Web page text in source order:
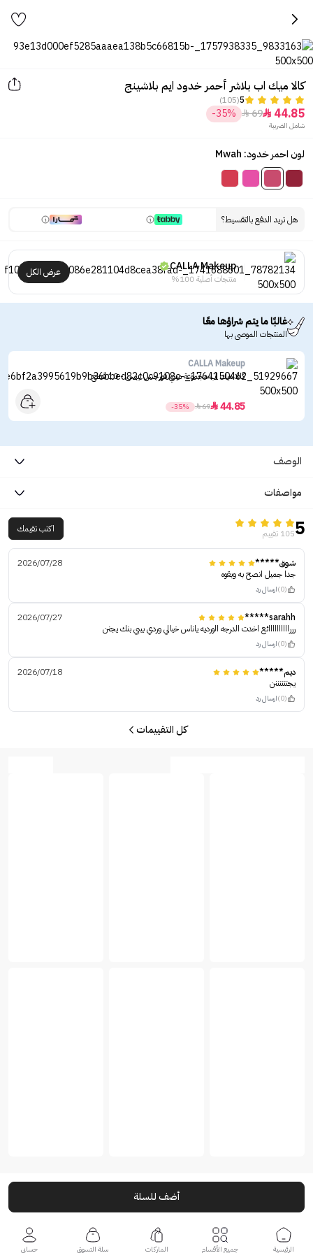
كالا ميك اب بلاشر أحمر خدود ايم بلاشينج
5
(105)
44.85

69

-35%
شامل الضريبة
لون احمر خدود: Mwah
هل تريد الدفع بالتقسيط؟
CALLA Makeup
منتجات أصلية 100%
عرض الكل
غالبًا ما يتم شراؤها معًا
المنتجات الموصى بها
CALLA Makeup
كالا ميك اب مجموعة ميني قورجس ليبس - 10 قطع
44.85

69

-35%
الوصف
مواصفات
5105 تقييم اكتب تقيمك
شوق*****
2026/07/28
جدا جميل انصح به وبقوه
(0) ارسال رد
sarahh*****
2026/07/27
ررراااااااااائع اخدت الدرجه الورديه ياناس خيالي وردي بيبي بنك يجنن
(0) ارسال رد
ديم*****
2026/07/18
يجننننننن
(0) ارسال رد
كل التقييمات
أضف للسلة
الرئيسية جميع الأقسام الماركات سلة التسوق حسابي